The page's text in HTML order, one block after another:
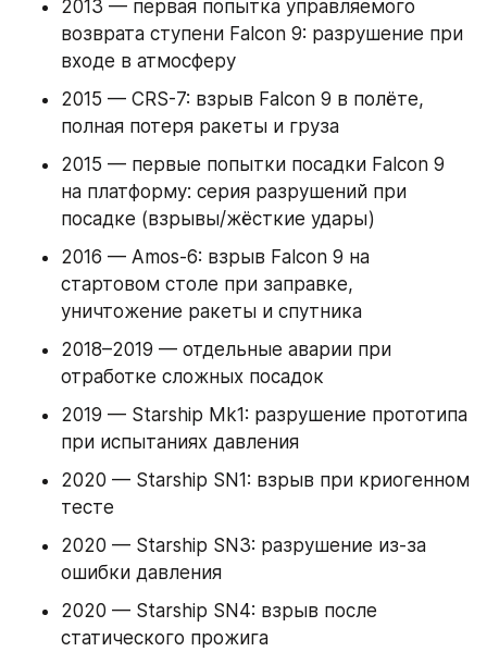
2013 — первая попытка управляемого
возврата ступени Falcon 9: разрушение при
входе в атмосферу
2015 — CRS-7: взрыв Falcon 9 в полёте,
полная потеря ракеты и груза
2015 — первые попытки посадки Falcon 9
на платформу: серия разрушений при
посадке (взрывы/жёсткие удары)
2016 — Amos-6: взрыв Falcon 9 на
стартовом столе при заправке,
уничтожение ракеты и спутника
2018–2019 — отдельные аварии при
отработке сложных посадок
2019 — Starship Mk1: разрушение прототипа
при испытаниях давления
2020 — Starship SN1: взрыв при криогенном
тесте
2020 — Starship SN3: разрушение из-за
ошибки давления
2020 — Starship SN4: взрыв после
статического прожига